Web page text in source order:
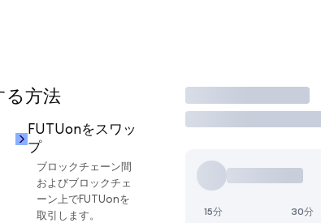
方法
FUTUonをスワッ
プ
ブロックチェーン間
およびブロックチェ
ーン上でFUTUonを
取引します。
取引
15分 30分